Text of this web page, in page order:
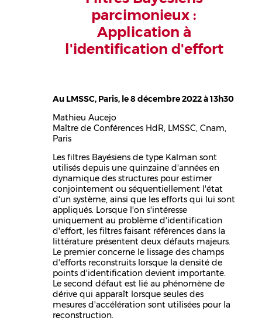
parcimonieux :
Application à
l'identification d'effort
Au LMSSC, Paris, le 8 décembre 2022 à 13h30
Mathieu Aucejo
Maître de Conférences HdR, LMSSC, Cnam,
Paris
Les filtres Bayésiens de type Kalman sont
utilisés depuis une quinzaine d'années en
dynamique des structures pour estimer
conjointement ou séquentiellement l'état
d'un système, ainsi que les efforts qui lui sont
appliqués. Lorsque l'on s'intéresse
uniquement au problème d'identification
d'effort, les filtres faisant références dans la
littérature présentent deux défauts majeurs.
Le premier concerne le lissage des champs
d'efforts reconstruits lorsque la densité de
points d'identification devient importante.
Le second défaut est lié au phénomène de
dérive qui apparaît lorsque seules des
mesures d'accélération sont utilisées pour la
reconstruction.